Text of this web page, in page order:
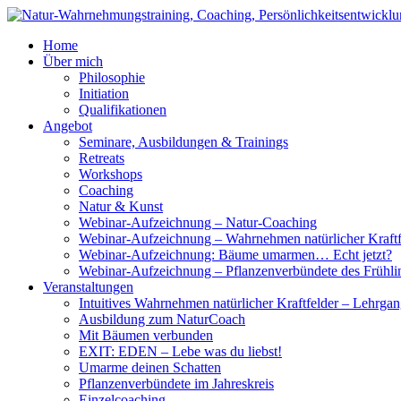
Home
Über mich
Philosophie
Initiation
Qualifikationen
Angebot
Seminare, Ausbildungen & Trainings
Retreats
Workshops
Coaching
Natur & Kunst
Webinar-Aufzeichnung – Natur-Coaching
Webinar-Aufzeichnung – Wahrnehmen natürlicher
Webinar-Aufzeichnung: Bäume umarmen… Echt jetzt?
Webinar-Aufzeichnung – Pflanzenverbündete des
Veranstaltungen
Intuitives Wahrnehmen natürlicher Kraftfelder –
Ausbildung zum NaturCoach
Mit Bäumen verbunden
EXIT: EDEN – Lebe was du liebst!
Umarme deinen Schatten
Pflanzenverbündete im Jahreskreis